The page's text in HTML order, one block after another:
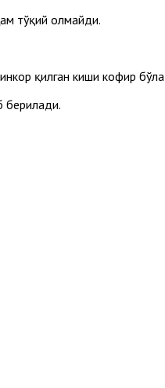
тўқий олмайди.
қилган киши кофир
берилади.